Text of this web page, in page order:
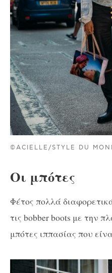
©ACIELLE/STYLE DU
Οι μπότες
Φέτος πολλά
τις bobber boots με την
μπότες ιππασίας που